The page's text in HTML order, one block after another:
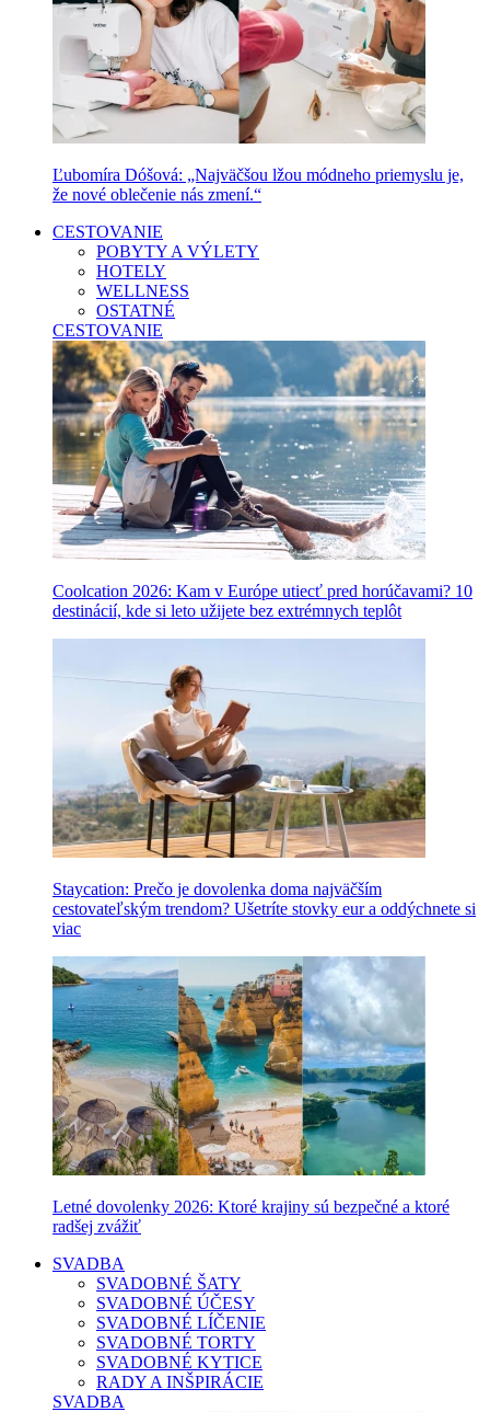
Ľubomíra Dóšová: „Najväčšou lžou módneho priemyslu je,
že nové oblečenie nás zmení.“
CESTOVANIE
POBYTY A VÝLETY
HOTELY
WELLNESS
OSTATNÉ
CESTOVANIE
Coolcation 2026: Kam v Európe utiecť pred horúčavami? 10
destinácií, kde si leto užijete bez extrémnych teplôt
Staycation: Prečo je dovolenka doma najväčším
cestovateľským trendom? Ušetríte stovky eur a oddýchnete si
viac
Letné dovolenky 2026: Ktoré krajiny sú bezpečné a ktoré
radšej zvážiť
SVADBA
SVADOBNÉ ŠATY
SVADOBNÉ ÚČESY
SVADOBNÉ LÍČENIE
SVADOBNÉ TORTY
SVADOBNÉ KYTICE
RADY A INŠPIRÁCIE
SVADBA